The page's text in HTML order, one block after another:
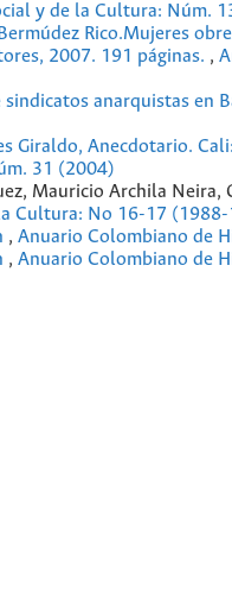
y de la Cultura: Núm.
Rico.Mujeres
2007. 191 páginas. ,
sindicatos anarquistas en
Giraldo, Anecdotario.
31 (2004)
Mauricio Archila Neira,
Cultura: No 16-17
, Anuario Colombiano de
, Anuario Colombiano de